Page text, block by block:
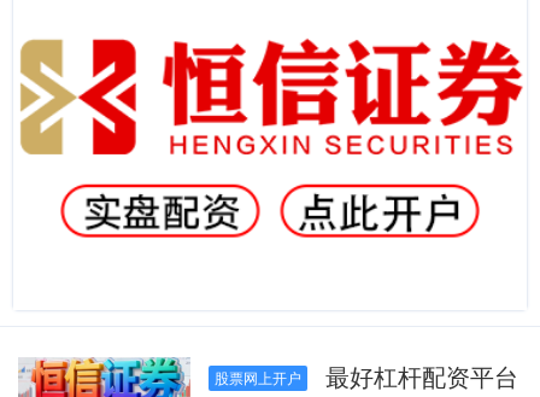
股票网上开户
最好杠杆配资平台